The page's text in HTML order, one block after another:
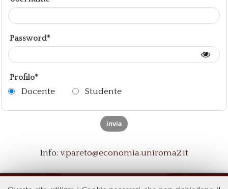
Password*
Profilo*
Docente Studente
Info: v.pareto@economia.uniroma2.it